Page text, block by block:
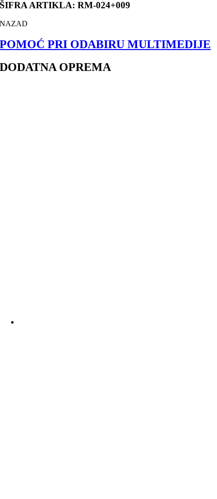
ŠIFRA ARTIKLA: RM-024+009
NAZAD
POMOĆ PRI ODABIRU MULTIMEDIJE
DODATNA OPREMA